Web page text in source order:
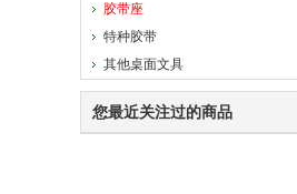
胶带座
特种胶带
其他桌面文具
您最近关注过的商品